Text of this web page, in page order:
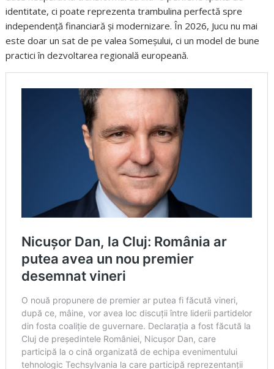
identitate, ci poate reprezenta trambulina perfectă spre
independență financiară și modernizare. În 2026, Jucu nu mai
este doar un sat de pe valea Someșului, ci un model de bune
practici în dezvoltarea regională europeană.